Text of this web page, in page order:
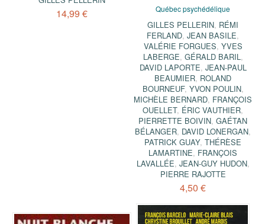
14,99 € Québec psychédélique
GILLES PELLERIN, RÉMI
FERLAND,JEAN BASILE,
VALÉRIE FORGUES, YVES
LABERGE, GÉRALD BARIL,
DAVID LAPORTE, JEAN-PAUL
BEAUMIER, ROLAND
BOURNEUF, YVON POULIN,
MICHÈLE BERNARD, FRANÇOIS
OUELLET, ÉRIC VAUTHIER,
PIERRETTE BOIVIN,GAÉTAN
BÉLANGER, DAVID LONERGAN,
PATRICK GUAY,THÉRÈSE
LAMARTINE, FRANÇOIS
LAVALLÉE, JEAN-GUY HUDON,
PIERRE RAJOTTE
4,50 €